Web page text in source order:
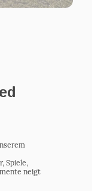
Spiele,
neigt